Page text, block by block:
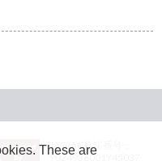
JASRAC許諾番号：
9024936001Y45037
These are